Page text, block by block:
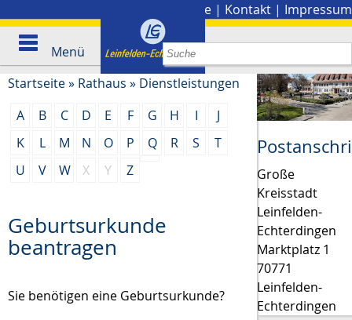
Presse | Kontakt | Impressum
Menü
Startseite» Rathaus » Dienstleistungen
A
B C D E F G H I
J
K
L M N O P Q R S
T
U
V W X Y Z
Geburtsurkunde
beantragen
Sie benötigen eine Geburtsurkunde?
Große
Kreisstadt
Leinfelden-
Echterdingen
Marktplatz 1
70771
Leinfelden-
Echterdingen